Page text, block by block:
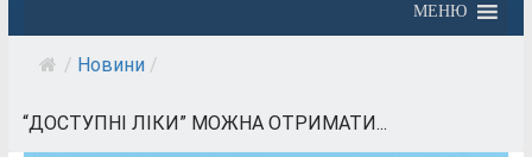
МЕНЮ
/ Новини /
“ДОСТУПНІ ЛІКИ” МОЖНА ОТРИМАТИ...